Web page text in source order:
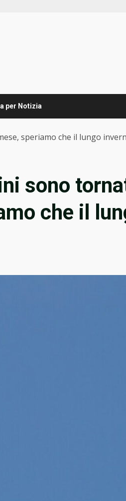
per Notizia
speriamo che il lungo
sono
che il